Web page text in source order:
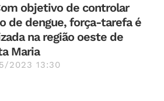
objetivo de controlar
de dengue, força-tarefa é
na região oeste de
Maria
2023 13:30